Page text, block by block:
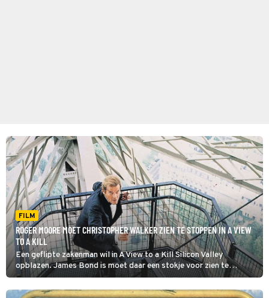
FILM
ROGER MOORE MOET CHRISTOPHER WALKER ZIEN TE STOPPEN IN A VIEW
TO A KILL
Een geflipte zakenman wil in A View to a Kill Silicon Valley
opblazen. James Bond is moet daar een stokje voor zien te
steken.